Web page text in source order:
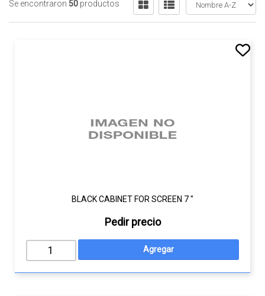
Se encontraron 50 productos
BLACK CABINET FOR SCREEN 7 "
Pedir precio